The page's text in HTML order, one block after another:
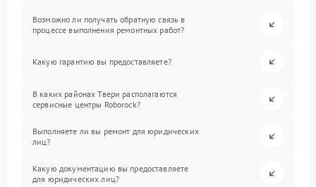
Возможно ли получать обратную связь в
процессе выполнения ремонтных работ?
Какую гарантию вы предоставляете?
В каких районах Твери располагаются
сервисные центры Roborock?
Выполняете ли вы ремонт для юридических
лиц?
Какую документацию вы предоставляете
для юридических лиц?